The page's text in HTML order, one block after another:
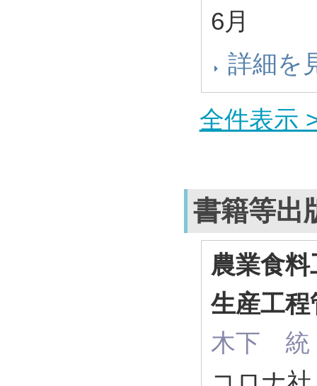
6月
詳細を
全件表示
書籍等出
農業食
生産工
木下 統